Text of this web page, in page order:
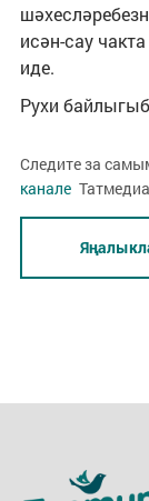
исән-сау
иде.
Рухи
Следите за
канале Татмедиа